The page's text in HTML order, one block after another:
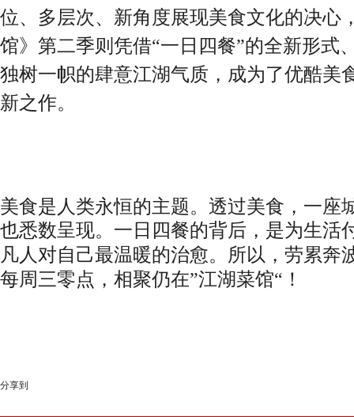
位、多层次、新角度展现美食文化的决心
馆》第二季则凭借“一日四餐”的全新形式
独树一帜的肆意江湖气质，成为了优酷美
新之作。
美食是人类永恒的主题。 透过美食 ， 一座
也悉数呈现。 一日四餐的背后 ， 是为生活
凡人对自己最温暖的治愈。 所以 ， 劳累奔
每周三零点 ， 相聚仍在”江湖菜馆“ ！
分享到